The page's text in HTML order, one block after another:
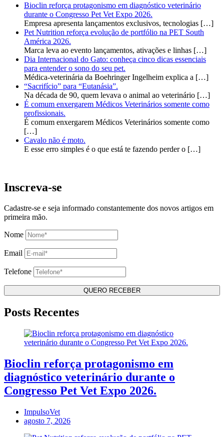
Bioclin reforça protagonismo em diagnóstico veterinário
durante o Congresso Pet Vet Expo 2026.
Empresa apresenta lançamentos exclusivos, tecnologias […]
Pet Nutrition reforça evolução de portfólio na PET South
América 2026.
Marca leva ao evento lançamentos, ativações e linhas […]
Dia Internacional do Gato: conheça cinco dicas essenciais
para entender o sono do seu pet.
Médica-veterinária da Boehringer Ingelheim explica a […]
“Sacrifício” para “Eutanásia”.
Na década de 90, quem levava o animal ao veterinário […]
É comum enxergarem Médicos Veterinários somente como
profissionais.
É comum enxergarem Médicos Veterinários somente como
[…]
Cavalo não é moto.
E esse erro simples é o que está te fazendo perder o […]
Inscreva-se
Cadastre-se e seja informado constantemente dos novos artigos em
primeira mão.
Nome
Email
Telefone
Posts Recentes
Bioclin reforça protagonismo em
diagnóstico veterinário durante o
Congresso Pet Vet Expo 2026.
ImpulsoVet
agosto 7, 2026